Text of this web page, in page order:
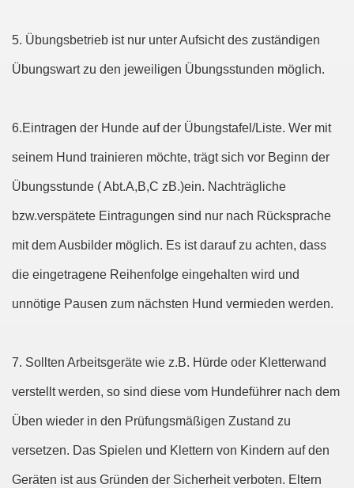
5. Übungsbetrieb ist nur unter Aufsicht des zuständigen
Übungswart zu den jeweiligen Übungsstunden möglich.
6.Eintragen der Hunde auf der Übungstafel/Liste. Wer mit
seinem Hund trainieren möchte, trägt sich vor Beginn der
Übungsstunde ( Abt.A,B,C zB.)ein. Nachträgliche
bzw.verspätete Eintragungen sind nur nach Rücksprache
mit dem Ausbilder möglich. Es ist darauf zu achten, dass
die eingetragene Reihenfolge eingehalten wird und
unnötige Pausen zum nächsten Hund vermieden werden.
7. Sollten Arbeitsgeräte wie z.B. Hürde oder Kletterwand
verstellt werden, so sind diese vom Hundeführer nach dem
Üben wieder in den Prüfungsmäßigen Zustand zu
versetzen. Das Spielen und Klettern von Kindern auf den
Geräten ist aus Gründen der Sicherheit verboten. Eltern